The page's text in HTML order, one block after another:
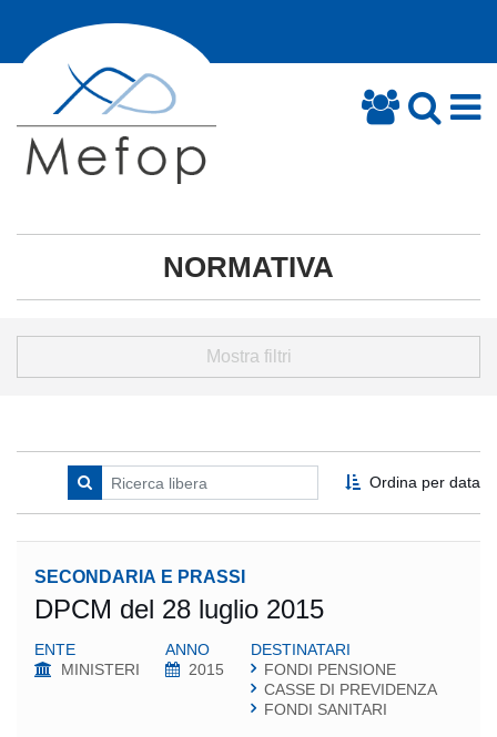
NORMATIVA
Mostra filtri
Ordina per data
SECONDARIA E PRASSI
DPCM del 28 luglio 2015
ENTE
MINISTERI
ANNO
2015
DESTINATARI
FONDI PENSIONE
CASSE DI PREVIDENZA
FONDI SANITARI